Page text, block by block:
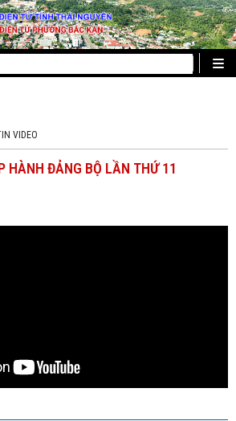
VIDEO
HÀNH ĐẢNG BỘ LẦN THỨ 11